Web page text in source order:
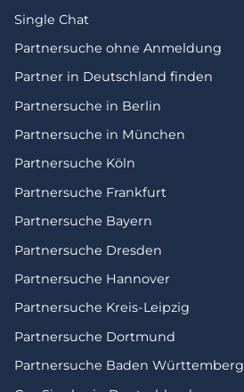
Single Chat
Partnersuche ohne Anmeldung
Partner in Deutschland finden
Partnersuche in Berlin
Partnersuche in München
Partnersuche Köln
Partnersuche Frankfurt
Partnersuche Bayern
Partnersuche Dresden
Partnersuche Hannover
Partnersuche Kreis-Leipzig
Partnersuche Dortmund
Partnersuche Baden Württemberg